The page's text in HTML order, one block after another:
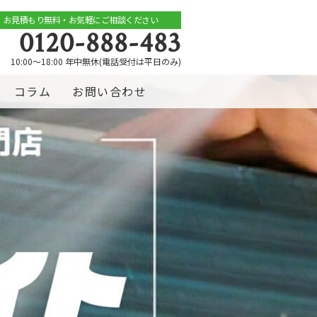
お見積もり無料・お気軽にご相談ください
0120-888-483
10:00～18:00 年中無休(電話受付は平日のみ)
コラム お問い合わせ